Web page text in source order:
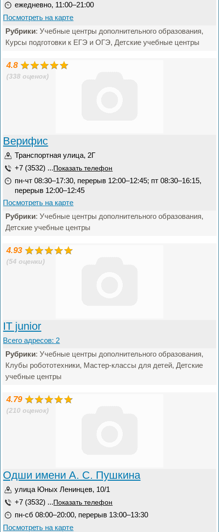
ежедневно, 11:00–21:00
Посмотреть на карте
Рубрики: Учебные центры дополнительного образования,
Курсы подготовки к ЕГЭ и ОГЭ, Детские учебные центры
4.8
(338 оценок)
Верифис
Транспортная улица, 2Г
+7 (3532) ... Показать телефон
пн-чт 08:30–17:30, перерыв 12:00–12:45; пт 08:30–16:15,
перерыв 12:00–12:45
Посмотреть на карте
Рубрики: Учебные центры дополнительного образования,
Детские учебные центры
4.93
(54 оценки)
IT junior
Всего адресов: 2
Рубрики: Учебные центры дополнительного образования,
Клубы робототехники, Мастер-классы для детей, Детские
учебные центры
4.79
(210 оценок)
Одши имени А. С. Пушкина
улица Юных Ленинцев, 10/1
+7 (3532) ... Показать телефон
пн-сб 08:00–20:00, перерыв 13:00–13:30
Посмотреть на карте